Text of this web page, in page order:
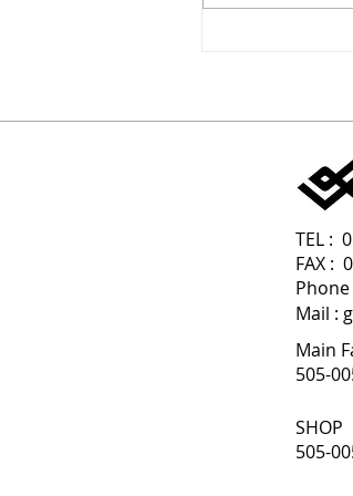
TEL :
FAX :
Phone
Mail :
Main
505-
SHOP
505-